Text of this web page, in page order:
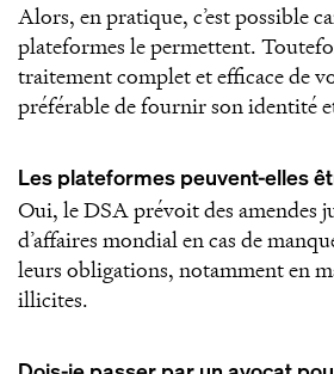
Alors, en pratique, c’est possible
plateformes le permettent.
traitement complet et efficace de
préférable de fournir son identité
Les plateformes peuvent-elles
Oui, le DSA prévoit des amendes
d’affaires mondial en cas de
leurs obligations, notamment en
illicites.